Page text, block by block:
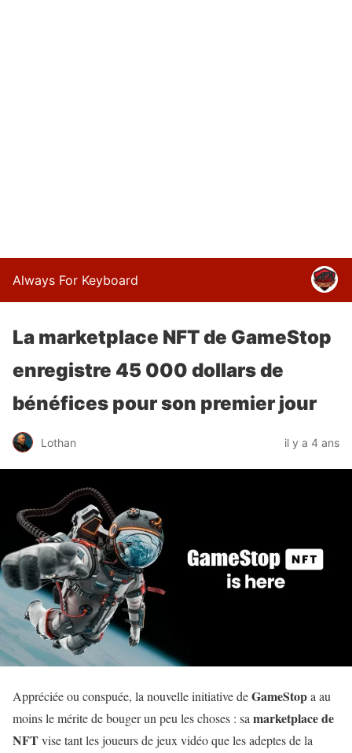
Always For Keyboard
La marketplace NFT de GameStop
enregistre 45 000 dollars de
bénéfices pour son premier jour
Lothan il y a 4 ans
Appréciée ou conspuée, la nouvelle initiative deGameStopa au
moins le mérite de bouger un peu les choses : samarketplace de
NFTvise tant les joueurs de jeux vidéo que les adeptes de la